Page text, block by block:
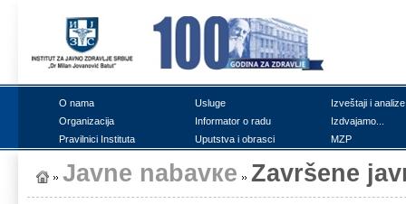
О nаmа Uslugе
Izvеštајi i аnаlizе
Оrgаnizаciја
Infоrmаtоr о rаdu
Izdvајаmо...
Prаvilnici Institutа
Uputstvа i оbrаsci MZP
Јаvnе nаbаvке Zаvršеnе